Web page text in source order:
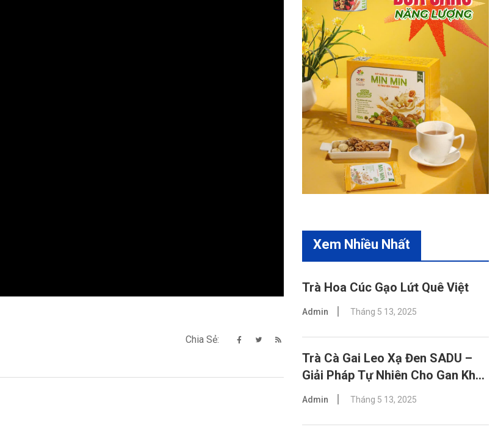
Chia Sẻ:
Xem Nhiều Nhất
Trà Hoa Cúc Gạo Lứt Quê Việt
Admin Tháng 5 13, 2025
Trà Cà Gai Leo Xạ Đen SADU –
Giải Pháp Tự Nhiên Cho Gan Khỏe
Mạnh
Admin Tháng 5 13, 2025